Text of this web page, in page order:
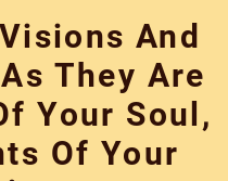
And
They Are
Your Soul,
Of Your